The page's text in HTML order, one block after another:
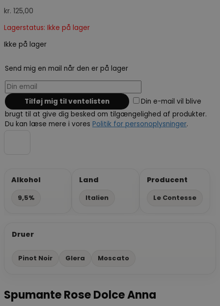
kr. 125,00
Lagerstatus: Ikke på lager
Ikke på lager
Send mig en mail når den er på lager
Din e-mail vil blive
brugt til at give dig besked om tilgængelighed af produkter.
Du kan læse mere i vores Politik for personoplysninger.
Alkohol
9,5%
Land
Italien
Producent
Le Contesse
Druer
Pinot Noir Glera Moscato
Spumante Rose Dolce Anna